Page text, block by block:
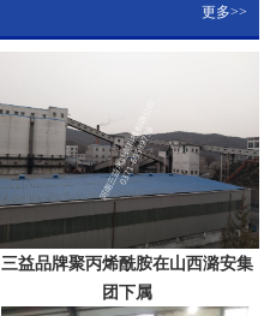
更多>>
三益品牌聚丙烯酰胺在山西潞安集
团下属